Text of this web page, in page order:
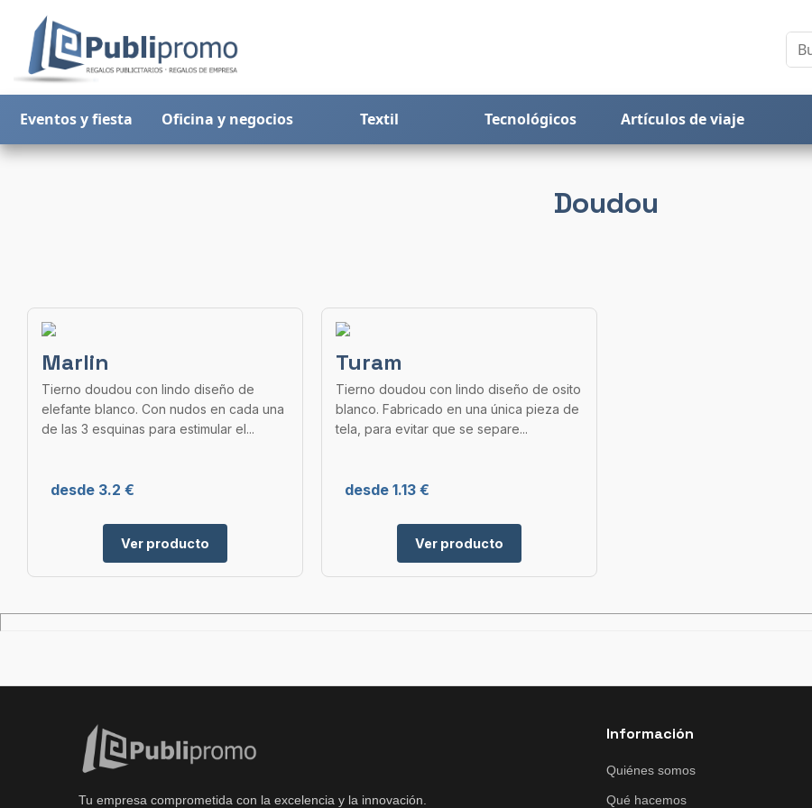
Eventos y fiesta Oficina y negocios Textil Tecnológicos Artículos de viaje
Doudou
Marlin
Tierno doudou con lindo diseño de
elefante blanco. Con nudos en cada una
de las 3 esquinas para estimular el...
desde 3.2 €
Ver producto
Turam
Tierno doudou con lindo diseño de osito
blanco. Fabricado en una única pieza de
tela, para evitar que se separe...
desde 1.13 €
Ver producto
Tu empresa comprometida con la excelencia y la innovación.
Información
Quiénes somos
Qué hacemos